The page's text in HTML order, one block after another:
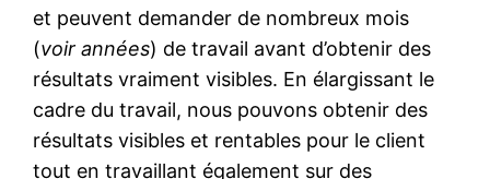
et peuvent demander de nombreux mois
(voir années) de travail avant d’obtenir des
résultats vraiment visibles. En élargissant le
cadre du travail, nous pouvons obtenir des
résultats visibles et rentables pour le client
tout en travaillant également sur des